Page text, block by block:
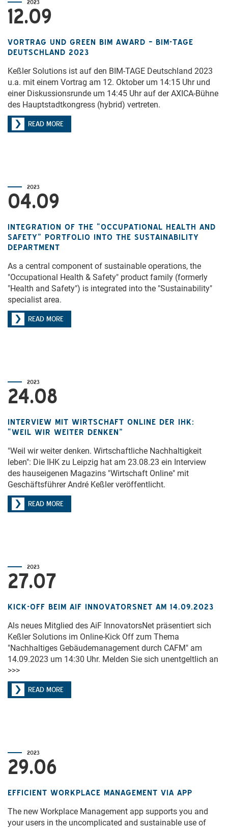
2023
12.09
VORTRAG UND GREEN BIM AWARD – BIM-TAGE
DEUTSCHLAND 2023
Keßler Solutions ist auf den BIM-TAGE Deutschland 2023
u.a. mit einem Vortrag am 12. Oktober um 14:15 Uhr und
einer Diskussionsrunde um 14:45 Uhr auf der AXICA-Bühne
des Hauptstadtkongress (hybrid) vertreten.
READ MORE
2023
04.09
INTEGRATION OF THE “OCCUPATIONAL HEALTH AND
SAFETY” PORTFOLIO INTO THE SUSTAINABILITY
DEPARTMENT
As a central component of sustainable operations, the
"Occupational Health & Safety" product family (formerly
"Health and Safety") is integrated into the "Sustainability"
specialist area.
READ MORE
2023
24.08
INTERVIEW MIT WIRTSCHAFT ONLINE DER IHK:
“WEIL WIR WEITER DENKEN”
"Weil wir weiter denken. Wirtschaftliche Nachhaltigkeit
leben": Die IHK zu Leipzig hat am 23.08.23 ein Interview
des hauseigenen Magazins "Wirtschaft Online" mit
Geschäftsführer André Keßler veröffentlicht.
READ MORE
2023
27.07
KICK-OFF BEIM AIF INNOVATORSNET AM 14.09.2023
Als neues Mitglied des AiF InnovatorsNet präsentiert sich
Keßler Solutions im Online-Kick Off zum Thema
"Nachhaltiges Gebäudemanagement durch CAFM" am
14.09.2023 um 14:30 Uhr. Melden Sie sich unentgeltlich an
>>>
READ MORE
2023
29.06
EFFICIENT WORKPLACE MANAGEMENT VIA APP
The new Workplace Management app supports you and
your users in the uncomplicated and sustainable use of